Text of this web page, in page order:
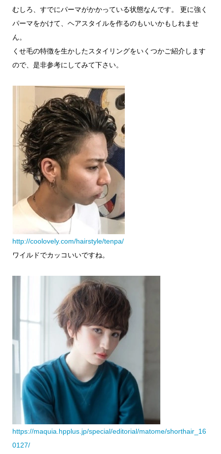
むしろ、すでにパーマがかかっている状態なんです。 更に強く
パーマをかけて、ヘアスタイルを作るのもいいかもしれませ
ん。
くせ毛の特徴を生かしたスタイリングをいくつかご紹介します
ので、是非参考にしてみて下さい。
http://coolovely.com/hairstyle/tenpa/
ワイルドでカッコいいですね。
https://maquia.hpplus.jp/special/editorial/matome/shorthair_16
0127/